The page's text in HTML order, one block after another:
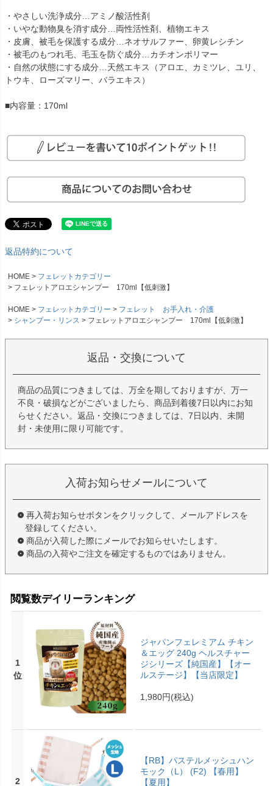
・やさしい洗浄成分…アミノ酸活性剤
・いやな動物臭を消す成分…両性活性剤、植物エキス
・皮膚、被毛を保護する成分…ネオサルファー、卵黄レシチン
・被毛のもつれ毛、毛玉を防ぐ成分…カチオンポリマー
・自然の状態にする成分…天然エキス（アロエ、カミツレ、ユリ、
トウキ、ローズマリー、バラエキス）
■内容量：170ml
返品特約について
HOME
フェレットカテゴリー
フェレットアロエシャンプー 170ml【低刺激】
HOME フェレットカテゴリー
フェレット お手入れ・介護
シャンプー・リンス
フェレットアロエシャンプー 170ml【低刺激】
返品・交換について
商品の品質につきましては、万全を期しておりますが、万一
不良・破損などがございましたら、商品到着後7日以内にお知
らせください。返品・交換につきましては、7日以内、未開
封・未使用に限り可能です。
入荷お知らせメールについて
再入荷お知らせボタンをクリックして、メールアドレスを
登録してください。
商品が入荷した際にメールでお知らせいたします。
商品の入荷やご注文を確定するものではありません。
閲覧数デイリーランキング
1
位
ジャパンフェレミアム チキン
＆エッグ 240g ヘルスチャー
ジシリーズ【純国産】【オー
ルステージ】【当店限定】
1,980円(税込)
2
【RB】パステルメッシュハン
モック（L） (F2) 【春用】
【夏用】